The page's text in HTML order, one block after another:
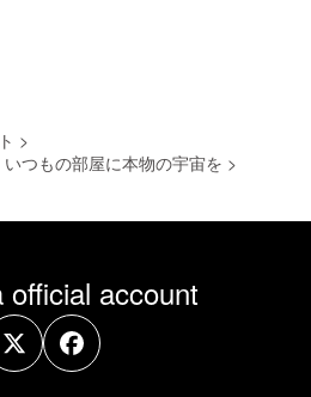
>
つもの部屋に本物の宇宙を >
official account